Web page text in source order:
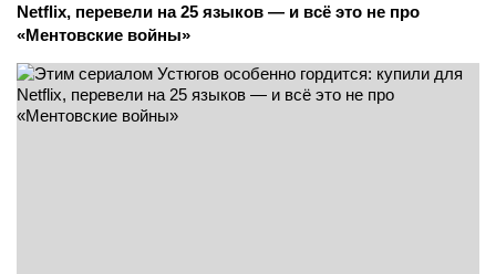
Netflix, перевели на 25 языков — и всё это не про
«Ментовские войны»